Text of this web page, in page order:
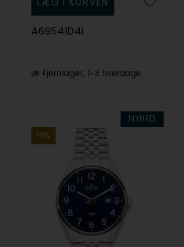
A69541D4I
Fjernlager 1-3 hverdage
NYHED
19%